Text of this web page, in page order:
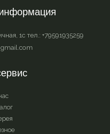
1с тел.: +79591935259